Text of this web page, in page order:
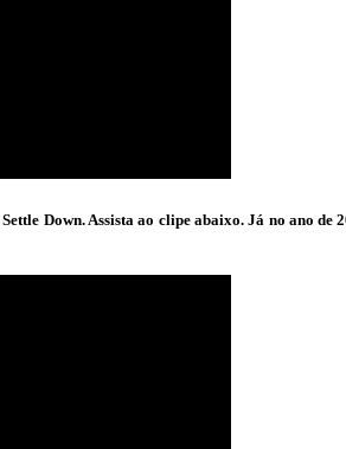
Down. Assista ao clipe abaixo. Já no ano